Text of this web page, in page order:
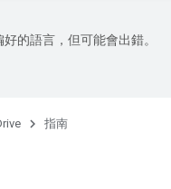
的語言，但可能會出錯。
指南